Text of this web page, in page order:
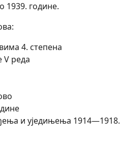
1939. године.
4. степена
V реда
и уједињења